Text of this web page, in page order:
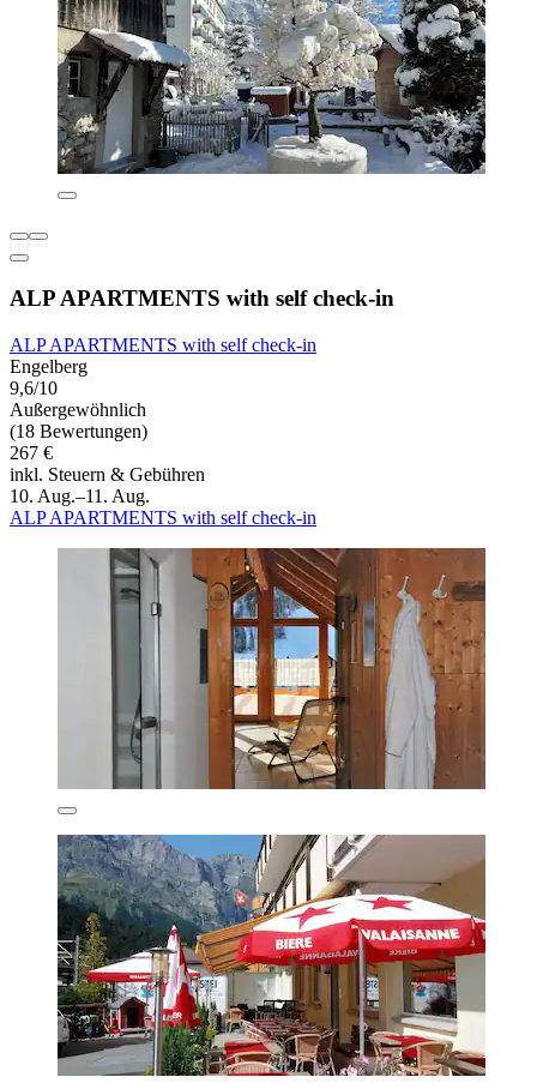
ALP APARTMENTS with self check-in
ALP APARTMENTS with self check-in
Engelberg
9,6/10
Außergewöhnlich
(18 Bewertungen)
267 €
inkl. Steuern & Gebühren
10. Aug.–11. Aug.
ALP APARTMENTS with self check-in